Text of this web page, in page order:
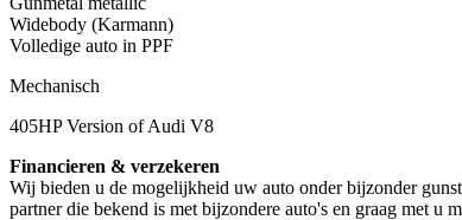
Widebody (Karmann)
Volledige auto in PPF
Mechanisch
405HP Version of Audi V8
Financieren & verzekeren
Wij bieden u de mogelijkheid uw auto onder bijzonder
partner die bekend is met bijzondere auto's en graag met u